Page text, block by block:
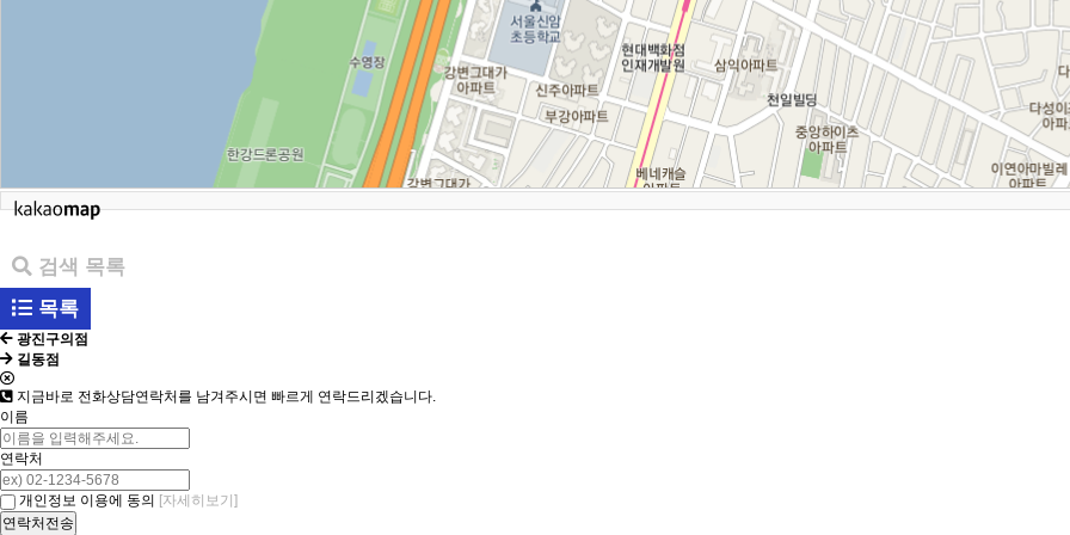
검색 목록
목록
광진구의점
길동점
지금바로 전화상담연락처를 남겨주시면 빠르게 연락드리겠습니다.
이름
연락처
개인정보 이용에 동의 [자세히보기]